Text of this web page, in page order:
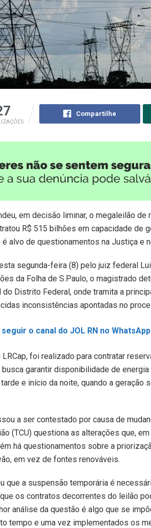
Compartilhe
em decisão liminar, o megaleilão
R$ 515 bilhões em capacidade de
alvo de questionamentos na Justiça e
segunda-feira (8) pelo juiz federal
da Folha de S.Paulo, o magistrado
Distrito Federal, onde tramita a
inconsistências apontadas no
o canal do JOL RN no WhatsApp
foi realizado para contratar
garantir disponibilidade de
e início da noite, quando a geração
a ser contestado por causa de
(TCU) questiona as alterações que,
há questionamentos sobre a
em vez de fontes renováveis.
que a suspensão temporária é
os contratos decorrentes do leilão
análise da questão é algo que se
tempo e uma vez implementados os